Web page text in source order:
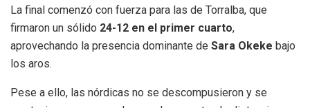
La final comenzó con fuerza para las de Torralba, que
firmaron un sólido 24-12 en el primer cuarto,
aprovechando la presencia dominante de Sara Okeke bajo
los aros.
Pese a ello, las nórdicas no se descompusieron y se